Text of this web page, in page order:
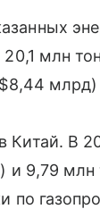
млн
млрд)
Китай. В
и 9,79
по